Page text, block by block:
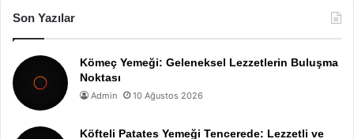
Son Yazılar
Kömeç Yemeği: Geleneksel Lezzetlerin Buluşma
Noktası
Admin 10 Ağustos 2026
Köfteli Patates Yemeği Tencerede: Lezzetli ve